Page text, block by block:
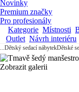
Novinky
Premium značky
Pro profesionály
Kategorie Místnosti
Outlet Návrh interiéru
...Dětský sedací nábytekDětské
Zobrazit galerii